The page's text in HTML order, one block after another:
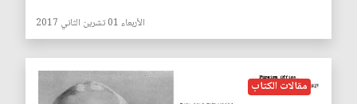
الأربعاء 01 تشرين الثاني 2017
مقالات الكتاب